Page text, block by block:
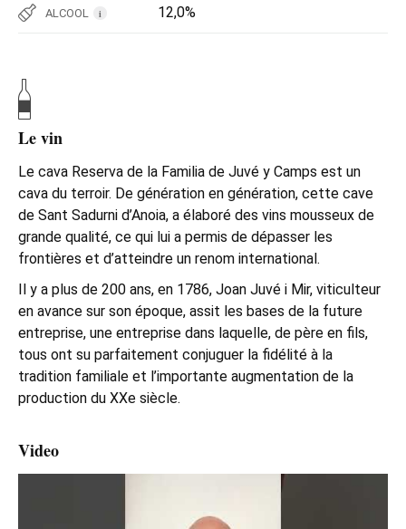
ALCOOL i 12,0%
Le vin
Le cava Reserva de la Familia de Juvé y Camps est un
cava du terroir. De génération en génération, cette cave
de Sant Sadurni d’Anoia, a élaboré des vins mousseux de
grande qualité, ce qui lui a permis de dépasser les
frontières et d’atteindre un renom international.
Il y a plus de 200 ans, en 1786, Joan Juvé i Mir, viticulteur
en avance sur son époque, assit les bases de la future
entreprise, une entreprise dans laquelle, de père en fils,
tous ont su parfaitement conjuguer la fidélité à la
tradition familiale et l’importante augmentation de la
production du XXe siècle.
Video